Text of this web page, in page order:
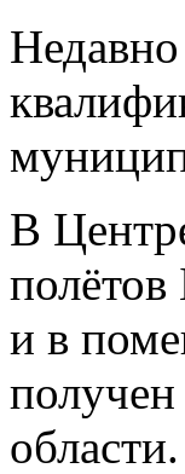
В
и в
области.